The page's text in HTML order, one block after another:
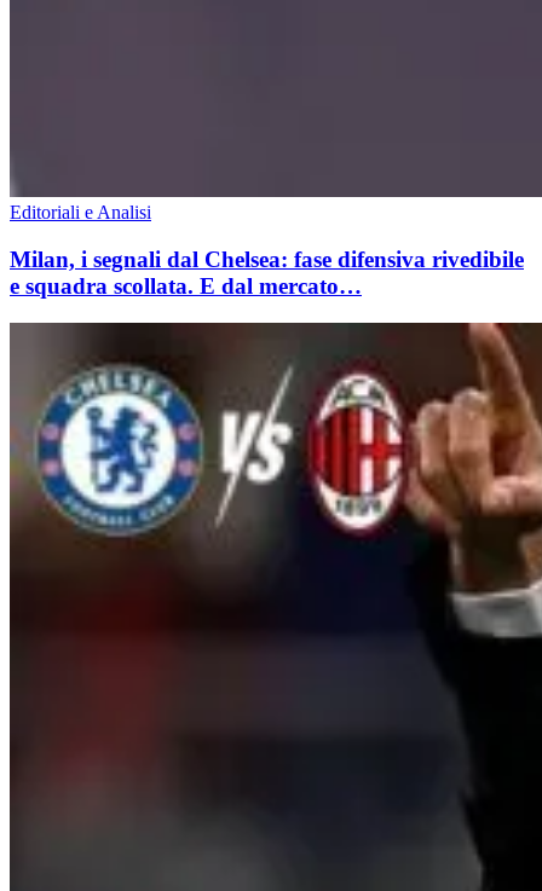
Editoriali e Analisi
Milan, i segnali dal Chelsea: fase difensiva rivedibile
e squadra scollata. E dal mercato…